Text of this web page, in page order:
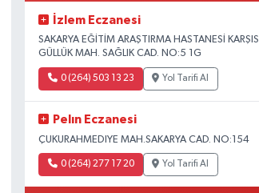
İzlem Eczanesi
SAKARYA EĞİTİM ARAŞTIRMA HASTANESİ KARŞISI
GÜLLÜK MAH. SAĞLIK CAD. NO:5 1G
0 (264) 503 13 23 Yol Tarifi Al
Pelın Eczanesi
ÇUKURAHMEDIYE MAH.SAKARYA CAD. NO:154
0 (264) 277 17 20 Yol Tarifi Al